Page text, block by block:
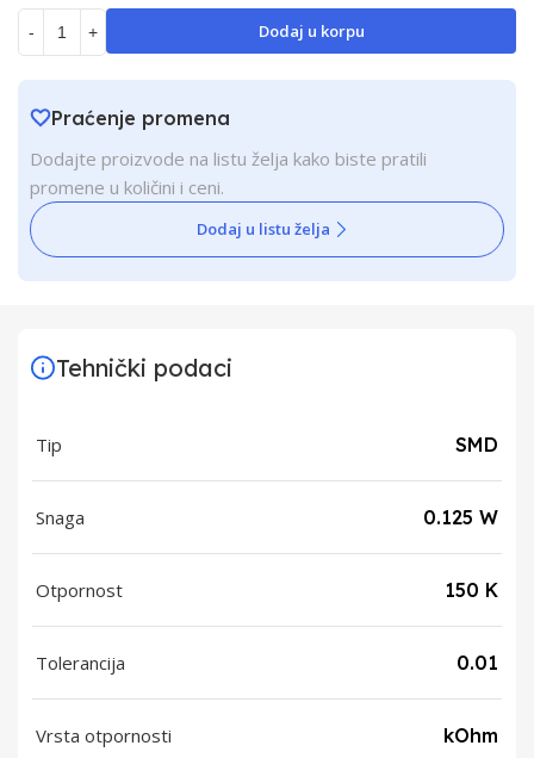
- + Dodaj u korpu
Praćenje promena
Dodajte proizvode na listu želja kako biste pratili
promene u količini i ceni.
Dodaj u listu želja
Tehnički podaci
Tip SMD
Snaga 0.125 W
Otpornost 150 K
Tolerancija 0.01
Vrsta otpornosti kOhm